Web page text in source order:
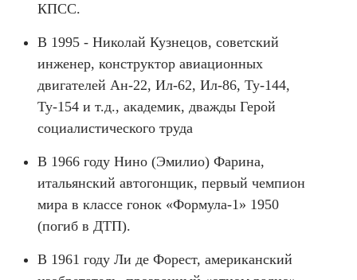
КПСС.
В 1995 - Николай Кузнецов, советский
инженер, конструктор авиационных
двигателей Ан-22, Ил-62, Ил-86, Ту-144,
Ту-154 и т.д., академик, дважды Герой
социалистического труда
В 1966 году Нино (Эмилио) Фарина,
итальянский автогонщик, первый чемпион
мира в классе гонок «Формула-1» 1950
(погиб в ДТП).
В 1961 году Ли де Форест, американский